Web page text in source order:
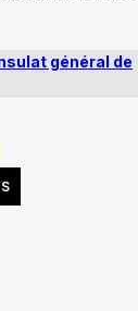
général de